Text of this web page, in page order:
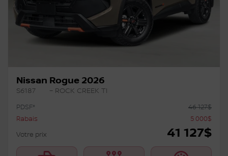
Nissan Rogue 2026
S6187
– ROCK CREEK TI
PDSF*
46 127$
Rabais
5 000$
Votre prix
41 127$